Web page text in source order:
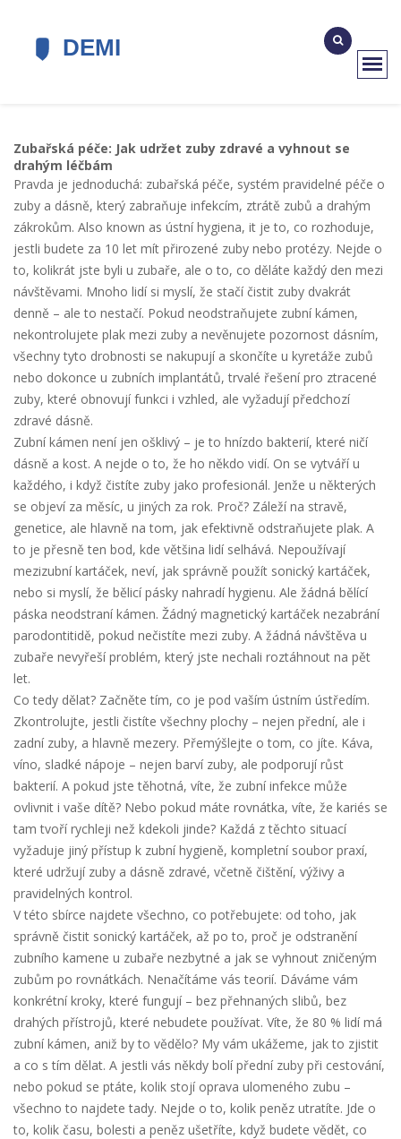
Zubařská péče: Jak udržet zuby zdravé a vyhnout se
drahým léčbám
Pravda je jednoduchá: zubařská péče, systém pravidelné péče o
zuby a dásně, který zabraňuje infekcím, ztrátě zubů a drahým
zákrokům. Also known as ústní hygiena, it je to, co rozhoduje,
jestli budete za 10 let mít přirozené zuby nebo protézy. Nejde o
to, kolikrát jste byli u zubaře, ale o to, co děláte každý den mezi
návštěvami. Mnoho lidí si myslí, že stačí čistit zuby dvakrát
denně – ale to nestačí. Pokud neodstraňujete zubní kámen,
nekontrolujete plak mezi zuby a nevěnujete pozornost dásním,
všechny tyto drobnosti se nakupují a skončíte u kyretáže zubů
nebo dokonce u zubních implantátů,trvalé řešení pro ztracené
zuby, které obnovují funkci i vzhled, ale vyžadují předchozí
zdravé dásně.
Zubní kámen není jen ošklivý – je to hnízdo bakterií, které ničí
dásně a kost. A nejde o to, že ho někdo vidí. On se vytváří u
každého, i když čistíte zuby jako profesionál. Jenže u některých
se objeví za měsíc, u jiných za rok. Proč? Záleží na stravě,
genetice, ale hlavně na tom, jak efektivně odstraňujete plak. A
to je přesně ten bod, kde většina lidí selhává. Nepoužívají
mezizubní kartáček, neví, jak správně použít sonický kartáček,
nebo si myslí, že bělicí pásky nahradí hygienu. Ale žádná bělící
páska neodstraní kámen. Žádný magnetický kartáček nezabrání
parodontitidě, pokud nečistíte mezi zuby. A žádná návštěva u
zubaře nevyřeší problém, který jste nechali roztáhnout na pět
let.
Co tedy dělat? Začněte tím, co je pod vaším ústním ústředím.
Zkontrolujte, jestli čistíte všechny plochy – nejen přední, ale i
zadní zuby, a hlavně mezery. Přemýšlejte o tom, co jíte. Káva,
víno, sladké nápoje – nejen barví zuby, ale podporují růst
bakterií. A pokud jste těhotná, víte, že zubní infekce může
ovlivnit i vaše dítě? Nebo pokud máte rovnátka, víte, že kariés se
tam tvoří rychleji než kdekoli jinde? Každá z těchto situací
vyžaduje jiný přístup k zubní hygieně, kompletní soubor praxí,
které udržují zuby a dásně zdravé, včetně čištění, výživy a
pravidelných kontrol.
V této sbírce najdete všechno, co potřebujete: od toho, jak
správně čistit sonický kartáček, až po to, proč je odstranění
zubního kamene u zubaře nezbytné a jak se vyhnout zničeným
zubům po rovnátkách. Nenačítáme vás teorií. Dáváme vám
konkrétní kroky, které fungují – bez přehnaných slibů, bez
drahých přístrojů, které nebudete používat. Víte, že 80 % lidí má
zubní kámen, aniž by to vědělo? My vám ukážeme, jak to zjistit
a co s tím dělat. A jestli vás někdy bolí přední zuby při cestování,
nebo pokud se ptáte, kolik stojí oprava ulomeného zubu –
všechno to najdete tady. Nejde o to, kolik peněz utratíte. Jde o
to, kolik času, bolesti a peněz ušetříte, když budete vědět, co